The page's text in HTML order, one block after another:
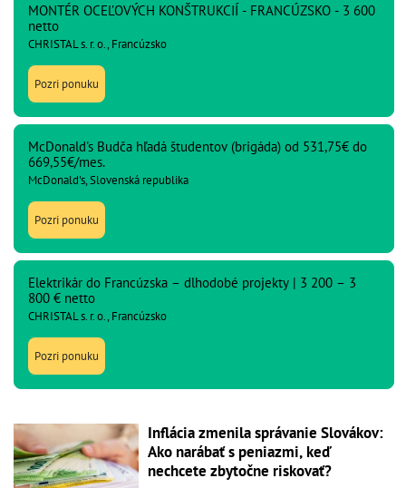
MONTÉR OCEĽOVÝCH KONŠTRUKCIÍ - FRANCÚZSKO - 3 600
netto
CHRISTAL s. r. o., Francúzsko
Pozri ponuku
McDonald's Budča hľadá študentov (brigáda) od 531,75€ do
669,55€/mes.
McDonald's, Slovenská republika
Pozri ponuku
Elektrikár do Francúzska – dlhodobé projekty | 3 200 – 3
800 € netto
CHRISTAL s. r. o., Francúzsko
Pozri ponuku
Inflácia zmenila správanie Slovákov:
Ako narábať s peniazmi, keď
nechcete zbytočne riskovať?